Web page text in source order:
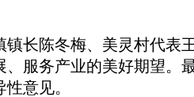
陈冬梅、美灵村代表
服务产业的美好期望
意见。